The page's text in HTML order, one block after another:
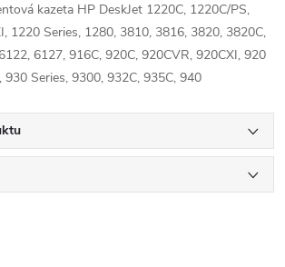
kazeta HP DeskJet 1220C, 1220C/PS,
1220 Series, 1280, 3810, 3816, 3820, 3820C,
6127, 916C, 920C, 920CVR, 920CXI, 920
930 Series, 9300, 932C, 935C, 940